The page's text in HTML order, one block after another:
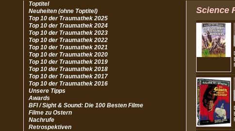
Toptitel
Neuheiten (ohne Toptitel)
Top 10 der Traumathek 2025
Top 10 der Traumathek 2024
Top 10 der Traumathek 2023
Top 10 der Traumathek 2022
Top 10 der Traumathek 2021
Top 10 der Traumathek 2020
Top 10 der Traumathek 2019
Top 10 der Traumathek 2018
Top 10 der Traumathek 2017
Top 10 der Traumathek 2016
Unsere Tipps
Awards
BFI / Sight & Sound: Die 100 Besten Filme
Filme zu Ostern
Nachrufe
Retrospektiven
Science